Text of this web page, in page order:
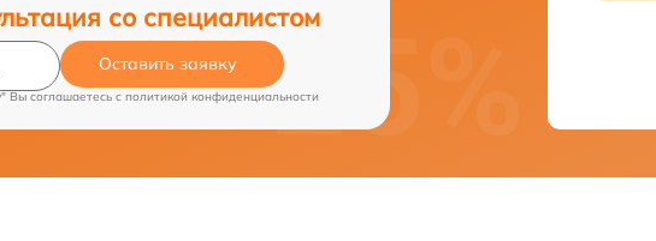
со специалистом
Оставить заявку
Вы соглашаетесь c политикой конфиденциальности